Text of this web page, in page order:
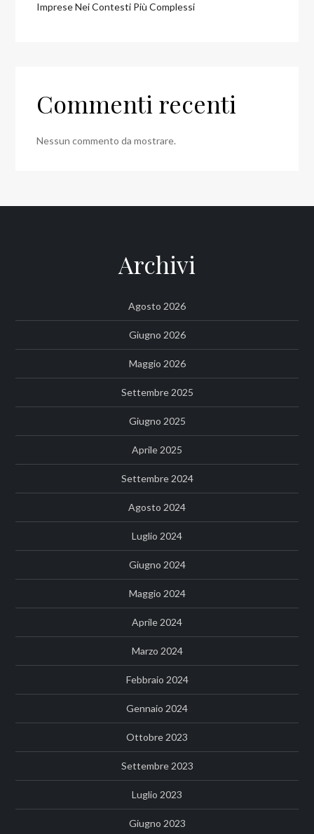
Imprese Nei Contesti Più Complessi
Commenti recenti
Nessun commento da mostrare.
Archivi
Agosto 2026
Giugno 2026
Maggio 2026
Settembre 2025
Giugno 2025
Aprile 2025
Settembre 2024
Agosto 2024
Luglio 2024
Giugno 2024
Maggio 2024
Aprile 2024
Marzo 2024
Febbraio 2024
Gennaio 2024
Ottobre 2023
Settembre 2023
Luglio 2023
Giugno 2023